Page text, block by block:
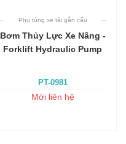
Phụ tùng xe tải gắn cẩu
Bơm Thủy Lực Xe Nâng -
Forklift Hydraulic Pump
PT-0981
Mời liên hệ